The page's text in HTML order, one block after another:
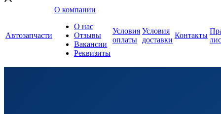
Автозапчасти
О компании
О нас
Отзывы
Вакансии
Реквизиты
Условия
оплаты
Условия
доставки
Контакты